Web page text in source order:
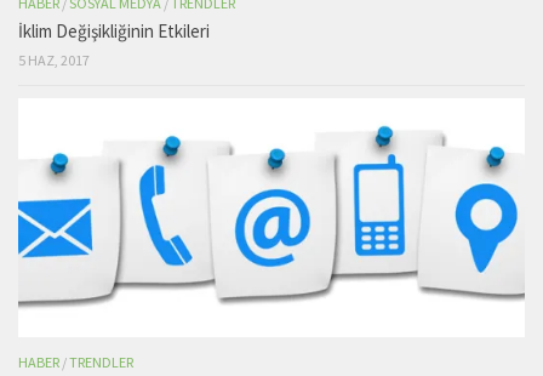
İklim Değişikliğinin Etkileri
5 HAZ, 2017
HABER /TRENDLER